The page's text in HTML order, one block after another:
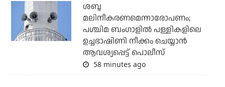
ശബ്ദ
മലിനീകരണമെന്നാരോപണം;
പശ്ചിമ ബംഗാളില്‍ പള്ളികളിലെ
ഉച്ചഭാഷിണി നീക്കം ചെയ്യാന്‍
ആവശ്യപ്പെട്ട് പൊലീസ്
58 minutes ago